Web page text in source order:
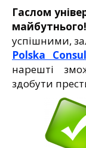
Гаслом
успішними,
Polska
нарешті
здобути